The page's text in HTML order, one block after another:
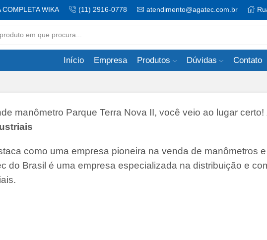
COMPLETA WIKA (11) 2916-0778 atendimento@agatec.com.br
input
Início Empresa Produtos Dúvidas Contato
manômetro Parque Terra Nova II, você veio ao lugar certo!
como uma empresa pioneira na venda de manômetros
do Brasil é uma empresa especializada na distribuição e